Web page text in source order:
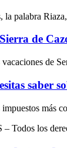
la palabra
de
de
saber
más
Todos los